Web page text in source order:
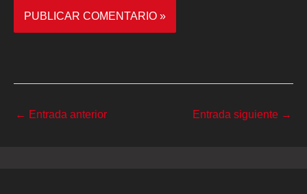
← Entrada anterior Entrada siguiente →